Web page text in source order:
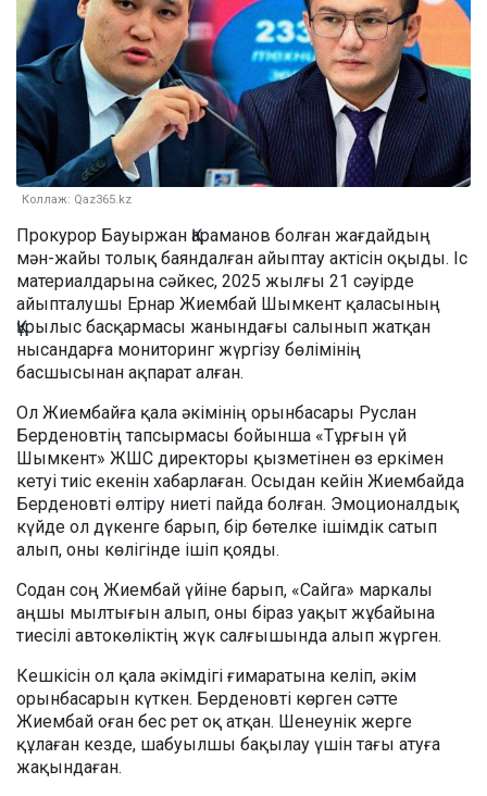
Коллаж: Qaz365.kz
Прокурор Бауыржан Қараманов болған жағдайдың
мән-жайы толық баяндалған айыптау актісін оқыды. Іс
материалдарына сәйкес, 2025 жылғы 21 сәуірде
айыпталушы Ернар Жиембай Шымкент қаласының
Құрылыс басқармасы жанындағы салынып жатқан
нысандарға мониторинг жүргізу бөлімінің
басшысынан ақпарат алған.
Ол Жиембайға қала әкімінің орынбасары Руслан
Берденовтің тапсырмасы бойынша «Тұрғын үй
Шымкент» ЖШС директоры қызметінен өз еркімен
кетуі тиіс екенін хабарлаған. Осыдан кейін Жиембайда
Берденовті өлтіру ниеті пайда болған. Эмоционалдық
күйде ол дүкенге барып, бір бөтелке ішімдік сатып
алып, оны көлігінде ішіп қояды.
Содан соң Жиембай үйіне барып, «Сайга» маркалы
аңшы мылтығын алып, оны біраз уақыт жұбайына
тиесілі автокөліктің жүк салғышында алып жүрген.
Кешкісін ол қала әкімдігі ғимаратына келіп, әкім
орынбасарын күткен. Берденовті көрген сәтте
Жиембай оған бес рет оқ атқан. Шенеунік жерге
құлаған кезде, шабуылшы бақылау үшін тағы атуға
жақындаған.